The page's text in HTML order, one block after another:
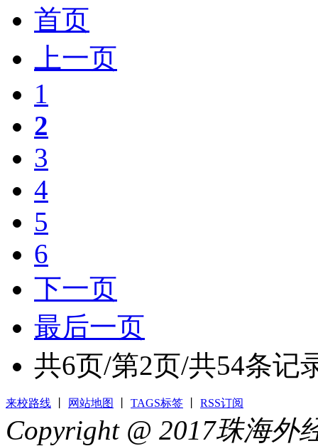
首页
上一页
1
2
3
4
5
6
下一页
最后一页
共6页/第2页/共54条记
来校路线 网站地图 TAGS标签 RSS订阅
Copyright @ 2017珠海